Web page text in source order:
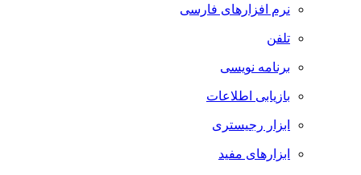
نرم افزارهای فارسی
تلفن
برنامه نویسی
بازیابی اطلاعات
ابزار رجیستری
ابزارهای مفید